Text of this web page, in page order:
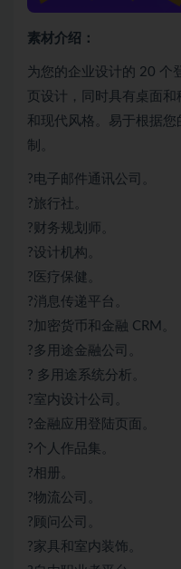
素材介绍：
为您的企业设计的 20 个
页设计，同时具有桌面
和现代风格。易于根据
制。
?电子邮件通讯公司。
?旅行社。
?财务规划师。
?设计机构。
?医疗保健。
?消息传递平台。
?加密货币和金融 CRM。
?多用途金融公司。
? 多用途系统分析。
?室内设计公司。
?金融应用登陆页面。
?个人作品集。
?相册。
?物流公司。
?顾问公司。
?家具和室内装饰。